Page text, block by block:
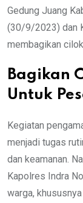
Gedung Juang
(30/9/2023) dan
membagikan
Bagikan
Untuk
Kegiatan
menjadi tugas
dan keamanan.
Kapolres Indra
warga,